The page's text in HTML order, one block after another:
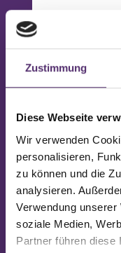
Zustimmung
Diese Webseite
Wir verwenden
personalisieren,
zu können und die
analysieren.
Verwendung
soziale Medien,
Partner führen diese
sogar
Mit
anderes
🎥 Im
verrät, wie